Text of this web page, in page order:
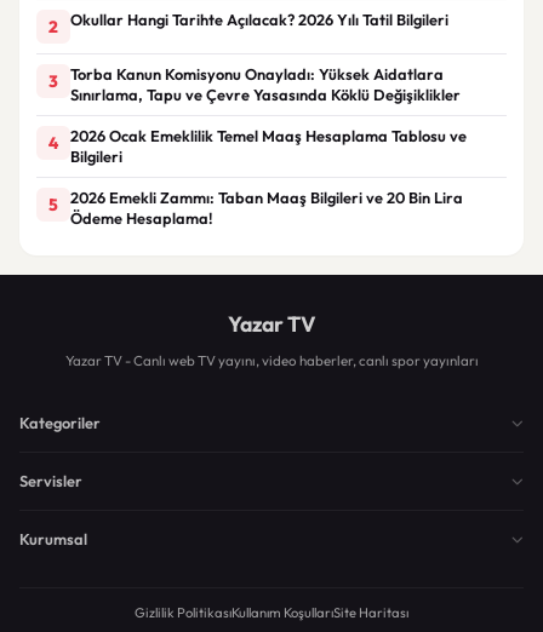
2 Okullar Hangi Tarihte Açılacak? 2026 Yılı Tatil Bilgileri
3
Torba Kanun Komisyonu Onayladı: Yüksek Aidatlara
Sınırlama, Tapu ve Çevre Yasasında Köklü Değişiklikler
4
2026 Ocak Emeklilik Temel Maaş Hesaplama Tablosu ve
Bilgileri
5
2026 Emekli Zammı: Taban Maaş Bilgileri ve 20 Bin Lira
Ödeme Hesaplama!
Yazar TV
Yazar TV - Canlı web TV yayını, video haberler, canlı spor yayınları
Kategoriler
Servisler
Kurumsal
Gizlilik PolitikasıKullanım KoşullarıSite Haritası